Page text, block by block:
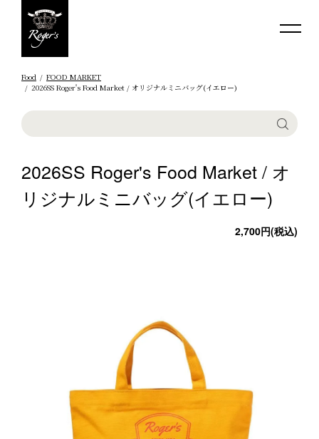
Food
FOOD MARKET
2026SS Roger's Food Market / オリジナルミニバッグ(イエロー)
2026SS Roger's Food Market / オ
リジナルミニバッグ(イエロー)
2,700円(税込)